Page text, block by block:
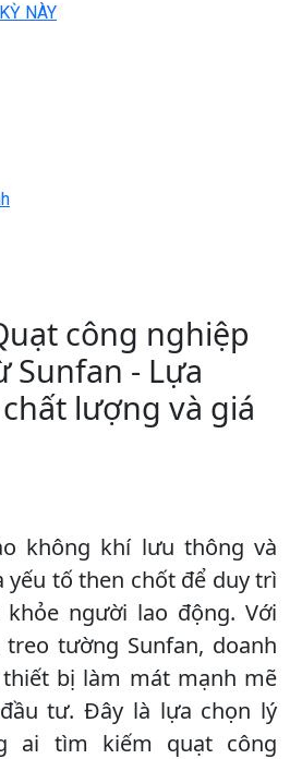
NÀY
công nghiệp
- Lựa
lượng và giá
không khí lưu thông và
yếu tố then chốt để duy trì
người lao động. Với
tường Sunfan, doanh
bị làm mát mạnh mẽ
tư. Đây là lựa chọn lý
ai tìm kiếm quạt công